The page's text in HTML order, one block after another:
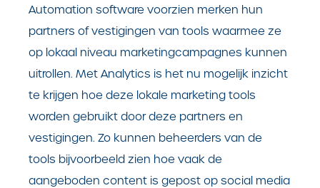
Automation software voorzien merken hun
partners of vestigingen van tools waarmee ze
op lokaal niveau marketingcampagnes kunnen
uitrollen. Met Analytics is het nu mogelijk inzicht
te krijgen hoe deze lokale marketing tools
worden gebruikt door deze partners en
vestigingen. Zo kunnen beheerders van de
tools bijvoorbeeld zien hoe vaak de
aangeboden content is gepost op social media